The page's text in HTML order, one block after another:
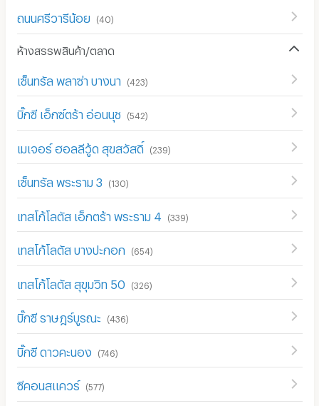
ถนนศรีวารีน้อย (40)
ห้างสรรพสินค้า/ตลาด
เซ็นทรัล พลาซ่า บางนา (423)
บิ๊กซี เอ็กซ์ตร้า อ่อนนุช (542)
เมเจอร์ ฮอลลีวู้ด สุขสวัสดิ์ (239)
เซ็นทรัล พระราม 3 (130)
เทสโก้โลตัส เอ็กตร้า พระราม 4 (339)
เทสโก้โลตัส บางปะกอก (654 )
เทสโก้โลตัส สุขุมวิท 50 (326)
บิ๊กซี ราษฎร์บูรณะ (436)
บิ๊กซี ดาวคะนอง (746)
ซีคอนสแควร์ (577)